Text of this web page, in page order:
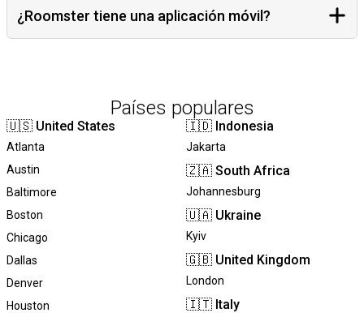
¿Roomster tiene una aplicación móvil?
Países populares
🇺🇸 United States
Atlanta
Austin
Baltimore
Boston
Chicago
Dallas
Denver
Houston
🇮🇩 Indonesia
Jakarta
🇿🇦 South Africa
Johannesburg
🇺🇦 Ukraine
Kyiv
🇬🇧 United Kingdom
London
🇮🇹 Italy